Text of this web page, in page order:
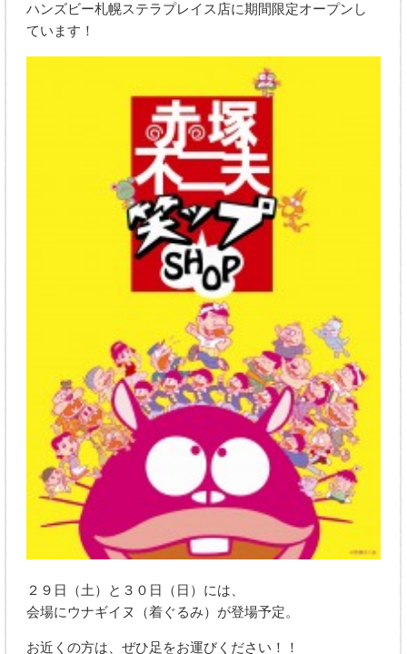
ハンズビー札幌ステラプレイス店に期間限定オープンし
ています！
２９日（土）と３０日（日）には、
会場にウナギイヌ（着ぐるみ）が登場予定。
お近くの方は、ぜひ足をお運びください！！